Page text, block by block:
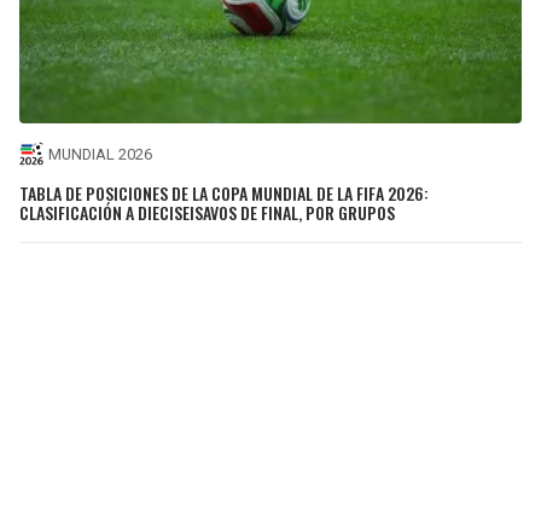
MUNDIAL 2026
TABLA DE POSICIONES DE LA COPA MUNDIAL DE LA FIFA 2026:
CLASIFICACIÓN A DIECISEISAVOS DE FINAL, POR GRUPOS